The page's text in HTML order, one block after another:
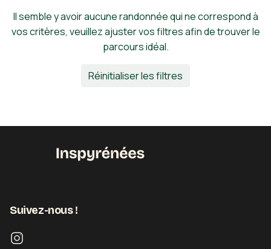
Il semble y avoir aucune randonnée qui ne correspond à
vos critères, veuillez ajuster vos filtres afin de trouver le
parcours idéal.
Réinitialiser les filtres
Suivez-nous !